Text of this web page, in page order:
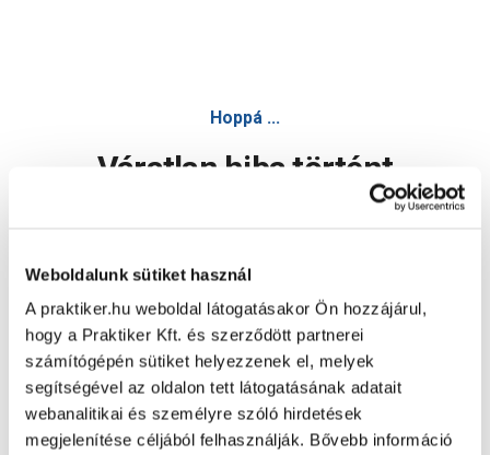
Weboldalunk sütiket használ
A praktiker.hu weboldal látogatásakor Ön hozzájárul,
hogy a Praktiker Kft. és szerződött partnerei
számítógépén sütiket helyezzenek el, melyek
segítségével az oldalon tett látogatásának adatait
webanalitikai és személyre szóló hirdetések
megjelenítése céljából felhasználják. Bővebb információ
Hoppá ...
Váratlan hiba történt
Oldal újratöltése